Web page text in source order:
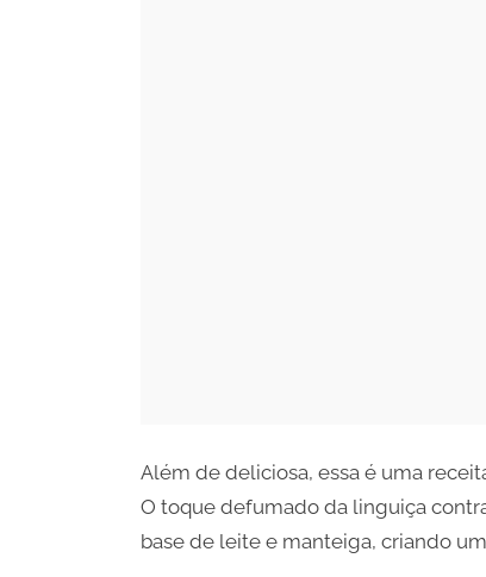
Além de deliciosa, essa é uma
O toque defumado da linguiça
base de leite e manteiga, criando